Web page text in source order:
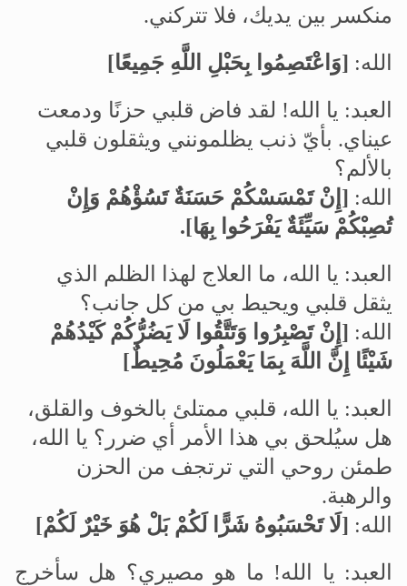
منكسر بين يديك، فلا تتركني.
الله: ]وَاعْتَصِمُوا بِحَبْلِ اللَّهِ جَمِيعًا[
العبد: يا الله! لقد فاض قلبي حزنًا ودمعت
عيناي. بأيّ ذنب يظلمونني ويثقلون قلبي
بالألم؟
الله: ]إِنْ تَمْسَسْكُمْ حَسَنَةٌ تَسُؤْهُمْ وَإِنْ
تُصِبْكُمْ سَيِّئَةٌ يَفْرَحُوا بِهَا[
.
العبد: يا الله، ما العلاج لهذا الظلم الذي
يثقل قلبي ويحيط بي من كل جانب؟
الله:
]إِنْ تَصْبِرُوا وَتَتَّقُوا لَا يَضُرُّكُمْ كَيْدُهُمْ
شَيْئًا إِنَّ اللَّهَ بِمَا يَعْمَلُونَ مُحِيطٌ[
العبد: يا الله، قلبي ممتلئ بالخوف والقلق،
هل سيُلحق بي هذا الأمر أي ضرر؟ يا الله،
طمئن روحي التي ترتجف من الحزن
والرهبة.
الله: ]لَا تَحْسَبُوهُ شَرًّا لَكُمْ بَلْ هُوَ خَيْرٌ لَكُمْ[
العبد: يا الله! ما هو مصيري؟ هل سأخرج